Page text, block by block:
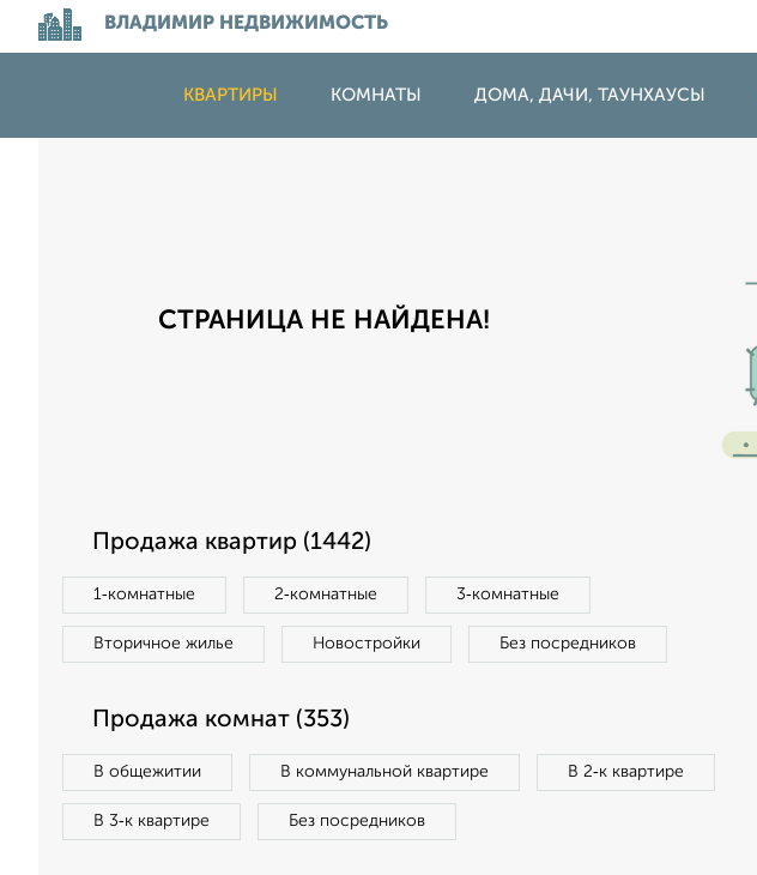
ВЛАДИМИР НЕДВИЖИМОСТЬ
КВАРТИРЫ КОМНАТЫ ДОМА, ДАЧИ, ТАУНХАУСЫ
СТРАНИЦА НЕ НАЙДЕНА!
Продажа квартир (1442)
1‑комнатные 2‑комнатные 3‑комнатные
Вторичное жилье Новостройки Без посредников
Продажа комнат (353)
В общежитии В коммунальной квартире В 2‑к квартире
В 3‑к квартире Без посредников